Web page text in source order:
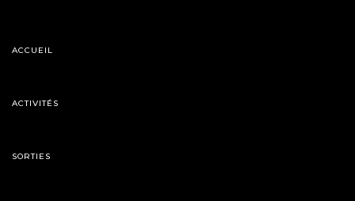
ACCUEIL
ACTIVITÉS
SORTIES